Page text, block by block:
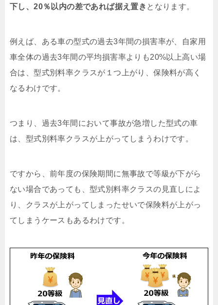
下し、20％以内の差であれば据え置き となります。
例えば、ある車の型式の過去3年間の損害率が、自家用
車全体の過去3年間の平均損害率よりも20%以上高い場
合は、型式別料率クラスが１つ上がり、保険料が高く
なるわけです。
つまり、過去3年間において事故が急増した型式の車
は、型式別料率クラスが上がってしまうわけです。
ですから、前年度の保険期間に無事故で等級が下がら
ない場合であっても、型式別料率クラスの見直しによ
り、クラスが上がってしまったせいで保険料が上がっ
てしまうケースもあるわけです。